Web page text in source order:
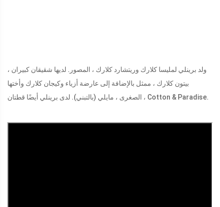
ولد برينلي لمليسا كلارك وريتشارد كلارك ، المصور. لديها شقيقان كبيران ،
بيتون كلارك ، ممثل بالإضافة إلى عارضة أزياء وكيجان كلارك وأختها
الصغرى ، مايلي (بالتبني). لدى برينلي أيضًا قطتان ، Cotton & Paradise.